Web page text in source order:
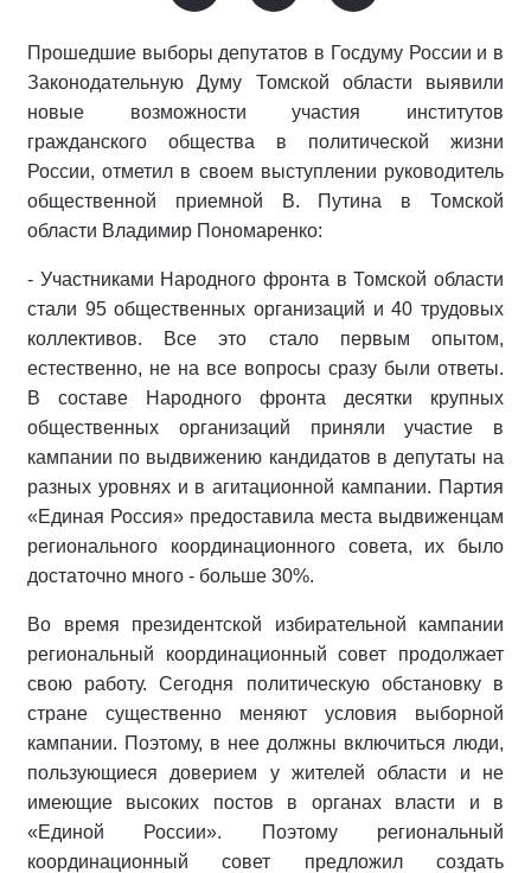
Прошедшие выборы депутатов в Госдуму России и в
Законодательную Думу Томской области выявили
новые возможности участия институтов
гражданского общества в политической жизни
России, отметил в своем выступлении руководитель
общественной приемной В. Путина в Томской
области Владимир Пономаренко:
- Участниками Народного фронта в Томской области
стали 95 общественных организаций и 40 трудовых
коллективов. Все это стало первым опытом,
естественно, не на все вопросы сразу были ответы.
В составе Народного фронта десятки крупных
общественных организаций приняли участие в
кампании по выдвижению кандидатов в депутаты на
разных уровнях и в агитационной кампании. Партия
«Единая Россия» предоставила места выдвиженцам
регионального координационного совета, их было
достаточно много - больше 30%.
Во время президентской избирательной кампании
региональный координационный совет продолжает
свою работу. Сегодня политическую обстановку в
стране существенно меняют условия выборной
кампании. Поэтому, в нее должны включиться люди,
пользующиеся доверием у жителей области и не
имеющие высоких постов в органах власти и в
«Единой России». Поэтому региональный
координационный совет предложил создать